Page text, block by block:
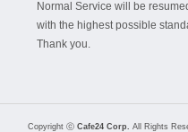
Normal Service will be
with the highest possible
Thank you.
Copyright ⓒ Cafe24 Corp. All Rights